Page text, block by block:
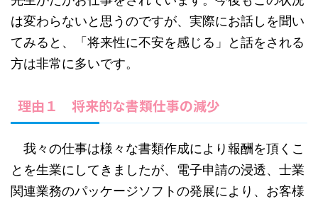
は変わらないと思うのですが、実際にお話しを聞い
てみると、「将来性に不安を感じる」と話をされる
方は非常に多いです。
理由１ 将来的な書類仕事の減少
我々の仕事は様々な書類作成により報酬を頂くこ
とを生業にしてきましたが、電子申請の浸透、士業
関連業務のパッケージソフトの発展により、お客様